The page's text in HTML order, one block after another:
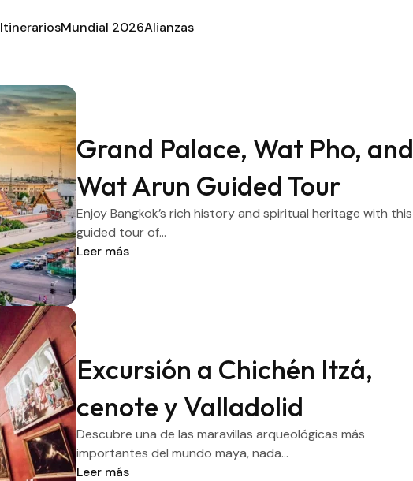
ItinerariosMundial 2026Alianzas
Grand Palace, Wat Pho, and
Wat Arun Guided Tour
Enjoy Bangkok’s rich history and spiritual heritage with this
guided tour of...
Leer más
Excursión a Chichén Itzá,
cenote y Valladolid
Descubre una de las maravillas arqueológicas más
importantes del mundo maya, nada...
Leer más